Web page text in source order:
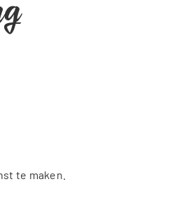
te maken.